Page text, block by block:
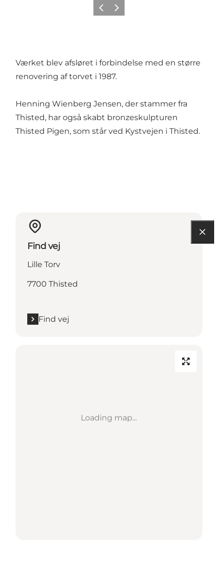
ForrigeNæste
Værket blev afsløret i forbindelse med en større
renovering af torvet i 1987.
Henning Wienberg Jensen, der stammer fra
Thisted, har også skabt bronzeskulpturen
Thisted Pigen, som står ved Kystvejen i Thisted.
Find vej
Lille Torv
7700 Thisted
Find vej
Loading map...